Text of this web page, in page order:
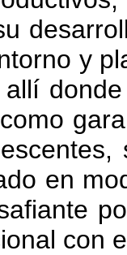
y
en
con